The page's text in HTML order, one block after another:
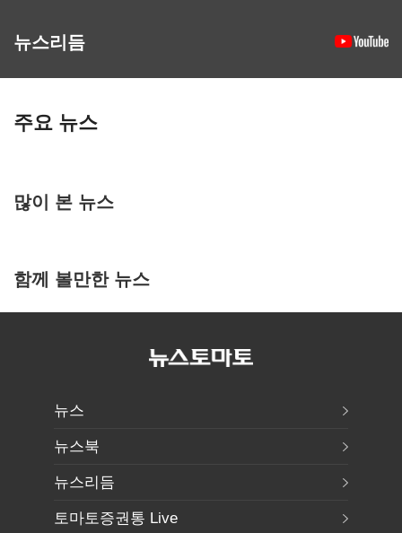
뉴스리듬
주요 뉴스
많이 본 뉴스
함께 볼만한 뉴스
뉴스
뉴스북
뉴스리듬
토마토증권통 Live